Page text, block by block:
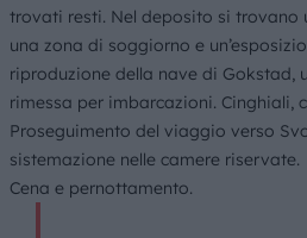
trovati resti. Nel deposito si trovano
una zona di soggiorno e
riproduzione della nave di Gokstad,
rimessa per imbarcazioni. Cinghiali,
Proseguimento del viaggio verso
sistemazione nelle camere riservate.
Cena e pernottamento.